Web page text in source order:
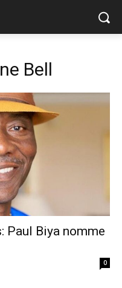
Bell
Paul Biya nomme
0